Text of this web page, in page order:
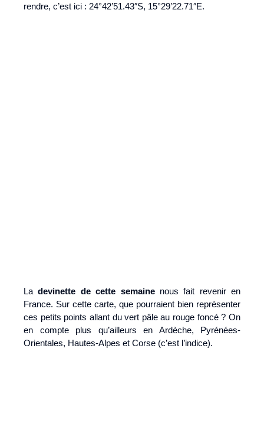
rendre, c’est ici : 24°42’51.43″S, 15°29’22.71″E.
Ladevinette de cette semainenous fait revenir en
France. Sur cette carte, que pourraient bien représenter
ces petits points allant du vert pâle au rouge foncé ? On
en compte plus qu’ailleurs en Ardèche, Pyrénées-
Orientales, Hautes-Alpes et Corse (c’est l’indice).